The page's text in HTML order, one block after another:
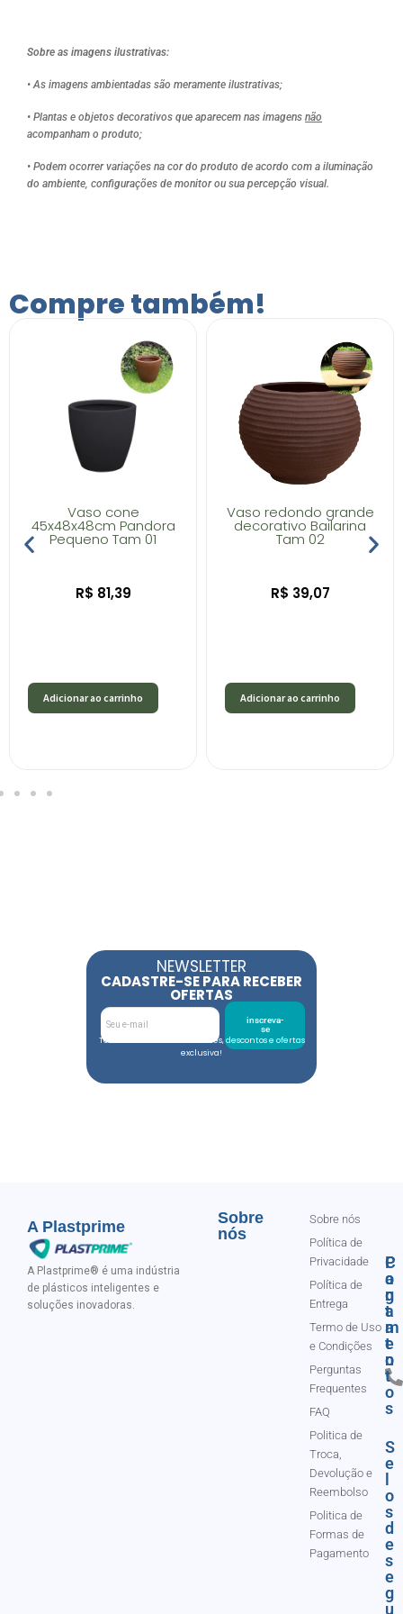
Sobre as imagens ilustrativas:
• As imagens ambientadas são meramente ilustrativas;
• Plantas e objetos decorativos que aparecem nas imagens não
acompanham o produto;
• Podem ocorrer variações na cor do produto de acordo com a iluminação
do ambiente, configurações de monitor ou sua percepção visual.
Compre também!
Vaso cone
45x48x48cm Pandora
Pequeno Tam 01
R$ 81,39
Adicionar ao carrinho
Vaso redondo grande
decorativo Bailarina
Tam 02
R$ 39,07
Adicionar ao carrinho
NEWSLETTER
CADASTRE-SE PARA RECEBER
OFERTAS
inscreva-
se
Toda semana tem novidades, descontos e ofertas
exclusiva!
A Plastprime
A Plastprime® é uma indústria
de plásticos inteligentes e
soluções inovadoras.
Sobre
nós
Sobre nós
Política de
Privacidade
Política de
Entrega
Termo de Uso
e Condições
Perguntas
Frequentes
FAQ
Politica de
Troca,
Devolução e
Reembolso
Politica de
Formas de
Pagamento
C
o
n
t
a
t
o
P
a
g
a
m
e
n
t
o
s
S
e
l
o
s
d
e
s
e
g
u